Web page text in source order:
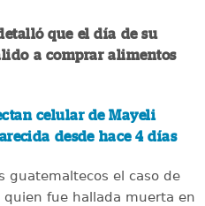
que el día de su
a comprar alimentos
celular de Mayeli
desde hace 4 días
guatemaltecos el caso de
quien fue hallada muerta en